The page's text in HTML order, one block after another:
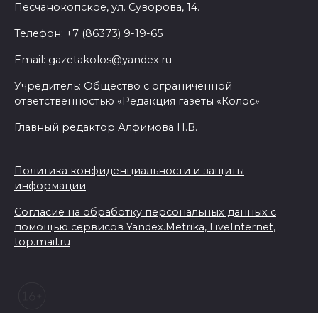
Песчанокопское, ул. Суворова, 14.
Телефон: +7 (86373) 9-19-65
Email: gazetakolos@yandex.ru
Учредитель: Общество с ограниченной
ответственностью «Редакция газеты «Колос»
Главный редактор Алфимова Н.В.
Политика конфиденциальности и защиты
информации
Согласие на обработку персональных данных с
помощью сервисов Yandex.Metrika, LiveInternet,
top.mail.ru